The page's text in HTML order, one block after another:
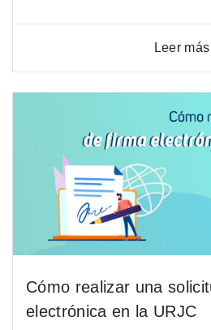
Leer más
Cómo realizar una
electrónica en la URJC